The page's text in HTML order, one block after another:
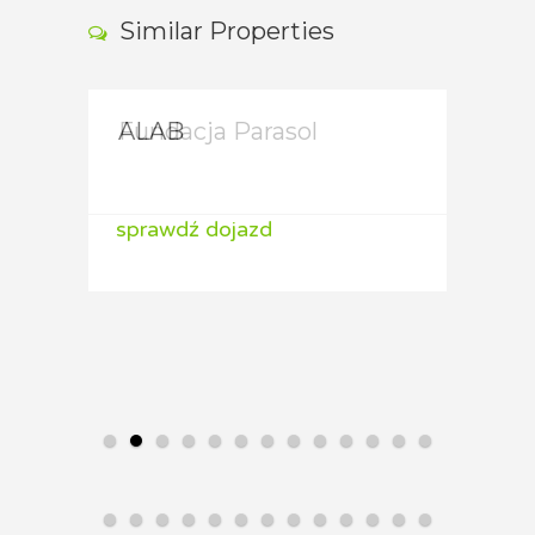
Similar Properties
Fundacja Parasol
sprawdź dojazd
ALAB
sprawdź dojazd